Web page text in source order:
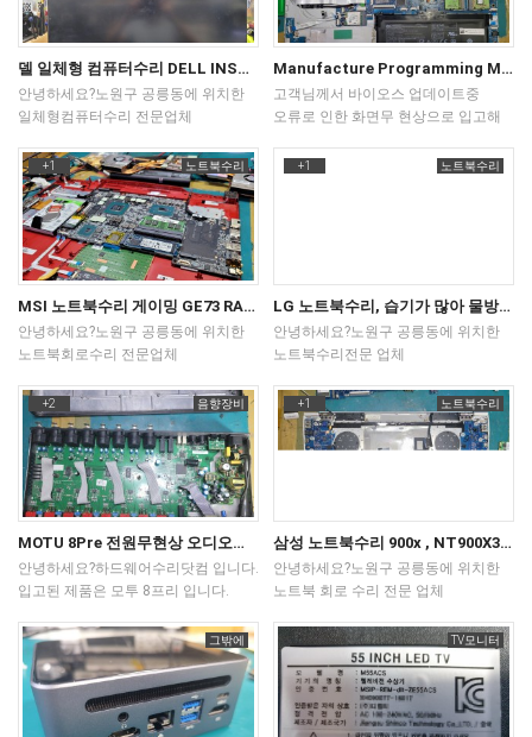
델 일체형 컴퓨터수리 DELL INSPIRON 27 7775 전원이 켜지지 않는 현상, 가끔 들어와도 화면무 상태.
안녕하세요?노원구 공릉동에 위치한
일체형컴퓨터수리 전문업체
일반 데스크탑 메인보드 수리는
안하지만 일체형컴퓨터는
메인보드회로수리를 진행하고
있습니다.입고된 제품은 델 인스피런
27 7775 제품입니다.아답터
허용전류량이 거의 17A나 될정도로
묵직한 제품 입니다.고장 증상은
증상이구요.가끔 켜지긴 해도 화면이
나오지 않습니다. ㅠ ㅜ원인을 쉽게
찾지 못해 조금 오래 걸렸습니다만
다행히 수리 되어 출고해 드렸어요.
내부 구조 사진을 몇장 올려 보니
참고하시기 바랍니다.어지간한 제품은
택배 입고가 가능하나 이제품은 직접
방문하셔야 할것 같아요.무게가 조금
있어 파손 우려가 있기때문에 택배
입고는 피하시는 편이 좋겠습니다.
모델명 확인은 스텐드 바닥에 라벨이
붙어 있으니 참고하세요.
Manufacture Programming Mode is in Unlock Mode hp 15s- du0074TU 노트북수리
고객님께서 바이오스 업데이트중
오류로 인한 화면무 현상으로 입고해
나오지만Manufacture Programming
갈수록 번거로워 지는군요. ^^
노트북 수리전문업체
하드웨어수리닷컴입니다.입고된
제품은 hp 15s 이고, 바이오스
업데이트후 먹통이 되어 버린 노트북
입니다.아무리 기다려도 화면이
나오지 않고 먹통 현상이 지속됩니다.
부팅하면Manufacture Programming
Mode is in Unlock Mode 에러
메시지가 뜨며
이부분도 후속처리하여 에러 메시지
메시지는 제조 고정시 프로그램
모드가 해제되어 입력된 노트북의
정보가 일치하지 않거나없을때
나타나는 현상 입니다. 이부분도
해결이 되어야 정상 부팅이
+1 노트북수리
MSI 노트북수리 게이밍 GE73 RADER RGB 8RF 전원이 켜지지 않아요.
안녕하세요?노원구 공릉동에 위치한
노트북회로수리 전문업체
오전에 MSI 노트북이 입고 되었습니다.
모델명은 MSI 게이밍 GE73 RADER
RGB 8RF 이고 고장증상은 전원이
켜지지 않아요.
분해하고 분석을 서서히 해가는 순간
USB 관련 보호 회로 문제가
발생되어이부분 수리후 기본 전압들이
나오지 않아후속 작업하여 수리를
완료했습니다.역시 MSI 노트북은
한방에 처리되는 경우가 드물군요.
ㅎㅎ
+1 노트북수리
LG 노트북수리, 습기가 많아 물방울이 노트북으로 스며듬 15ZD980 , 15Z980
안녕하세요?노원구 공릉동에 위치한
노트북수리전문 업체
가방을 냉장고 앞에 두었다가 침수된
사례입니다.냉장고가 녹으며 습기가
흘러 가방을 흠뻑 적시는 바람에
많이 손상.메인보드 수리후 작동은
얼룩이 있습니다.액정교체까지는 원치
않으셔서 메인보드만 수리해
드렸습니다.(액정교체 원하셔도
재고가 없어 못해드림)이런 사례도
있으니 주의 하셔야 겠어요.
LG 15ZD980-GX76K 노트북
메인보드수리
+2 음향장비
MOTU 8Pre 전원무현상 오디오인터페이스수리
안녕하세요?하드웨어수리닷컴 입니다.
입고된 제품은 모투 8프리 입니다.
전원이 꺼진이후먹통이 되었습니다.
파워 수리해드리고 테스트하여 출고해
드렸습니다.이모델 파워가 종종 고장
나는데 분해해 보면 패턴이숯처럼
연소되어 알아볼수 없을 정도로 훼손
+1 노트북수리
삼성 노트북수리 900x , NT900X3K-K87S 침수 노트북 화면무,SSD 오염 부식
안녕하세요?노원구 공릉동에 위치한
노트북 회로 수리 전문 업체
제품은 삼성 노트북 900X 입니다.
침수로 입고해주셔서 분해해 보니
광범위하게 메인보드가 침수 영향으로
부식되어여러가지 고장 증상을 보이고
있습니다.첫번째 증상으로 간헐적으로
그밖에 TV모니터